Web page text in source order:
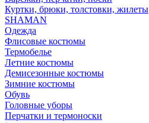
Куртки, брюки, толстовки, жилеты
SHAMAN
Одежда
Флисовые костюмы
Термобелье
Летние костюмы
Демисезонные костюмы
Зимние костюмы
Обувь
Головные уборы
Перчатки и термоноски